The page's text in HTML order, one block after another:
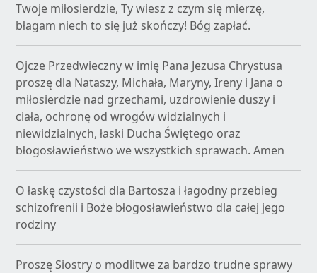
Twoje miłosierdzie, Ty wiesz z czym się mierzę,
błagam niech to się już skończy! Bóg zapłać.
Ojcze Przedwieczny w imię Pana Jezusa Chrystusa
proszę dla Nataszy, Michała, Maryny, Ireny i Jana o
miłosierdzie nad grzechami, uzdrowienie duszy i
ciała, ochronę od wrogów widzialnych i
niewidzialnych, łaski Ducha Świętego oraz
błogosławieństwo we wszystkich sprawach. Amen
O łaskę czystości dla Bartosza i łagodny przebieg
schizofrenii i Boże błogosławieństwo dla całej jego
rodziny
Proszę Siostry o modlitwe za bardzo trudne sprawy